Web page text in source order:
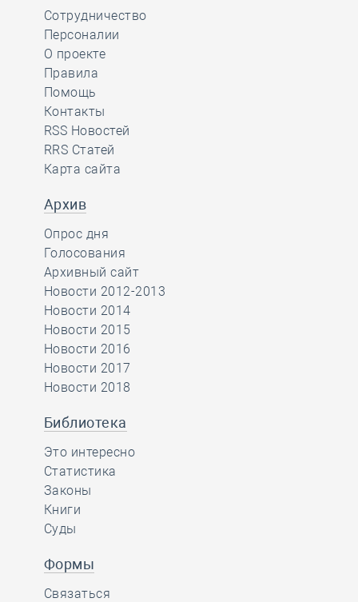
Сотрудничество
Персоналии
О проекте
Правила
Помощь
Контакты
RSS Новостей
RRS Статей
Карта сайта
Архив
Опрос дня
Голосования
Архивный сайт
Новости 2012-2013
Новости 2014
Новости 2015
Новости 2016
Новости 2017
Новости 2018
Библиотека
Это интересно
Статистика
Законы
Книги
Суды
Формы
Связаться